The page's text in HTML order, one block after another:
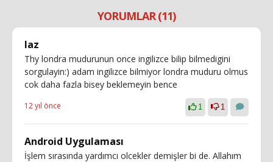
YORUMLAR (11)
laz
Thy londra mudurunun once ingilizce bilip bilmedigini
sorgulayin:) adam ingilizce bilmiyor londra muduru olmus
cok daha fazla bisey beklemeyin bence
12 yıl önce 1 1
Android Uygulaması
İşlem sırasında yardımcı olcekler demişler bi de. Allahım